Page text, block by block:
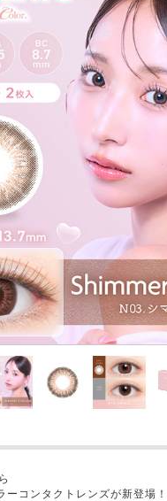
ーコンタクトレンズが新登場！